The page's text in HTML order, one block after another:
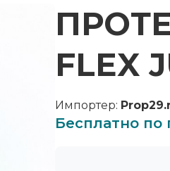
FLEX
Импортер:
Бесплатно по